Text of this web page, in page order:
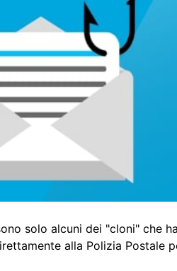
solo alcuni dei "cloni" che
alla Polizia Postale